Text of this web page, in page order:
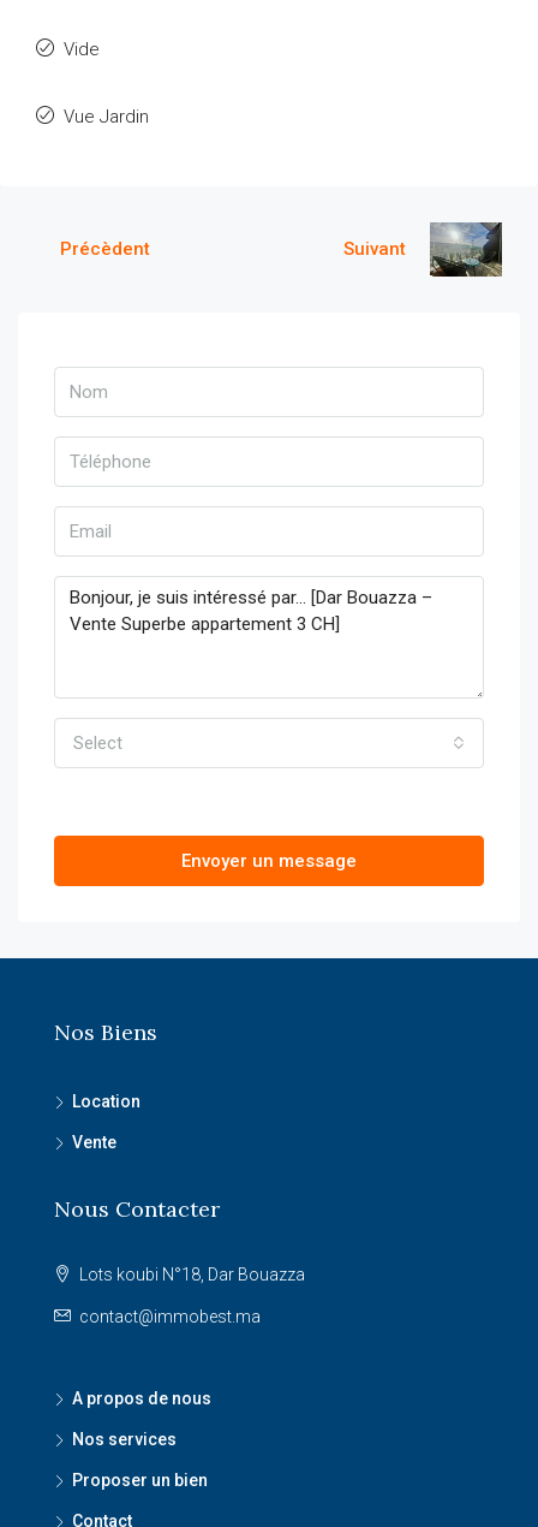
Vide
Vue Jardin
Précèdent Suivant
Select
Envoyer un message
Nos Biens
Location
Vente
Nous Contacter
Lots koubi N°18, Dar Bouazza
contact@immobest.ma
A propos de nous
Nos services
Proposer un bien
Contact